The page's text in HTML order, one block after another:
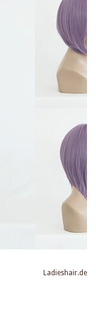
Ladieshair.de
$UVPBruttolocalized
$WarenkorbArtikelanzahl
$WarenkorbGesamtgewicht
im Warenkorb
$Warenkorbtext
59,00 &euro; und wir
von Deutschland
$WarenkorbWarensumme
$WarensummeLocalized
$wkPrice
> /* <![CDATA[ */ if
= {}; }
= false;
= false;